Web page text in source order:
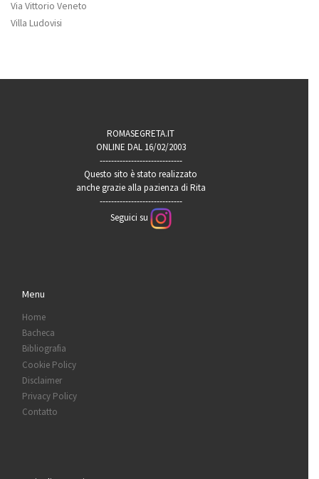
Via Vittorio Veneto
Villa Ludovisi
ROMASEGRETA.IT
ONLINE DAL 16/02/2003
-----------------------------
Questo sito è stato realizzato
anche grazie alla pazienza di Rita
-----------------------------
Seguici su
Menu
Home
Bacheca
Bibliografia
Cookie Policy
Disclaimer
Privacy Policy
Contatto